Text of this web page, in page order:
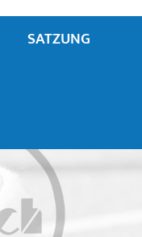
SATZUNG